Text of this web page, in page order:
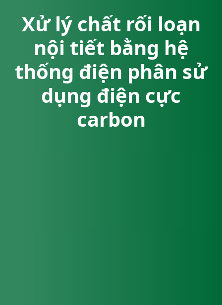
Xử lý chất rối loạn
nội tiết bằng hệ
thống điện phân sử
dụng điện cực
carbon